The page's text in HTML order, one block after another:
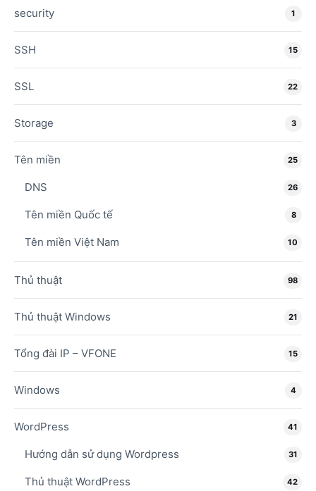
security 1
SSH 15
SSL 22
Storage 3
Tên miền 25
DNS 26
Tên miền Quốc tế 8
Tên miền Việt Nam 10
Thủ thuật 98
Thủ thuật Windows 21
Tổng đài IP – VFONE 15
Windows 4
WordPress 41
Hướng dẫn sử dụng Wordpress 31
Thủ thuật WordPress 42